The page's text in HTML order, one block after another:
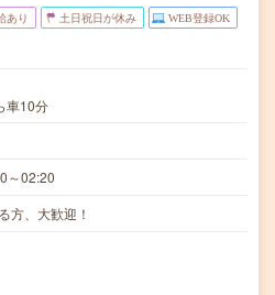
あり 土日祝日が休み WEB登録OK
車10分
～02:20
方、大歓迎！